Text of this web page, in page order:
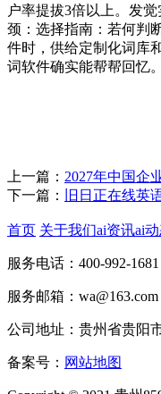
户率提拔3倍以上。发
颈：选择指南：若何判
件时，供给定制化词库
词软件确实能帮帮回忆。
上一篇： 2027年中国企
下一篇：
旧日正在线英
首页 关于我们ai资讯ai
服务电话：400-992-1681
服务邮箱：wa@163.com
公司地址：贵州省贵阳
备案号： 网站地图